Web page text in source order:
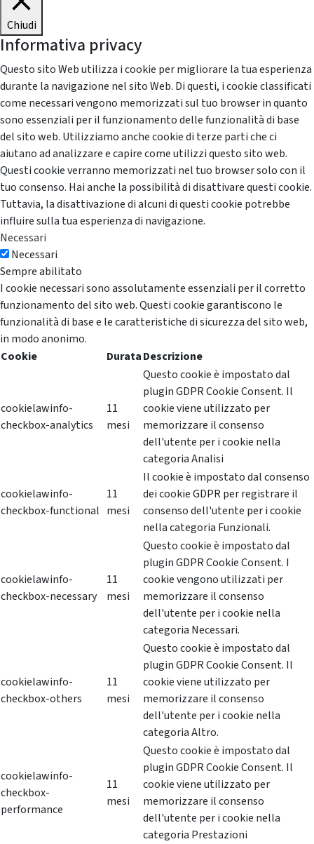
Chiudi
Informativa privacy
Questo sito Web utilizza i cookie per migliorare la tua esperienza
durante la navigazione nel sito Web. Di questi, i cookie classificati
come necessari vengono memorizzati sul tuo browser in quanto
sono essenziali per il funzionamento delle funzionalità di base
del sito web. Utilizziamo anche cookie di terze parti che ci
aiutano ad analizzare e capire come utilizzi questo sito web.
Questi cookie verranno memorizzati nel tuo browser solo con il
tuo consenso. Hai anche la possibilità di disattivare questi cookie.
Tuttavia, la disattivazione di alcuni di questi cookie potrebbe
influire sulla tua esperienza di navigazione.
Necessari
Necessari
Sempre abilitato
I cookie necessari sono assolutamente essenziali per il corretto
funzionamento del sito web. Questi cookie garantiscono le
funzionalità di base e le caratteristiche di sicurezza del sito web,
in modo anonimo.
Cookie
DurataDescrizione
cookielawinfo-
checkbox-analytics
11
mesi
Questo cookie è impostato dal
plugin GDPR Cookie Consent. Il
cookie viene utilizzato per
memorizzare il consenso
dell'utente per i cookie nella
categoria Analisi
cookielawinfo-
checkbox-functional
11
mesi
Il cookie è impostato dal consenso
dei cookie GDPR per registrare il
consenso dell'utente per i cookie
nella categoria Funzionali.
cookielawinfo-
checkbox-necessary
11
mesi
Questo cookie è impostato dal
plugin GDPR Cookie Consent. I
cookie vengono utilizzati per
memorizzare il consenso
dell'utente per i cookie nella
categoria Necessari.
cookielawinfo-
checkbox-others
11
mesi
Questo cookie è impostato dal
plugin GDPR Cookie Consent. Il
cookie viene utilizzato per
memorizzare il consenso
dell'utente per i cookie nella
categoria Altro.
cookielawinfo-
checkbox-
performance
11
mesi
Questo cookie è impostato dal
plugin GDPR Cookie Consent. Il
cookie viene utilizzato per
memorizzare il consenso
dell'utente per i cookie nella
categoria Prestazioni